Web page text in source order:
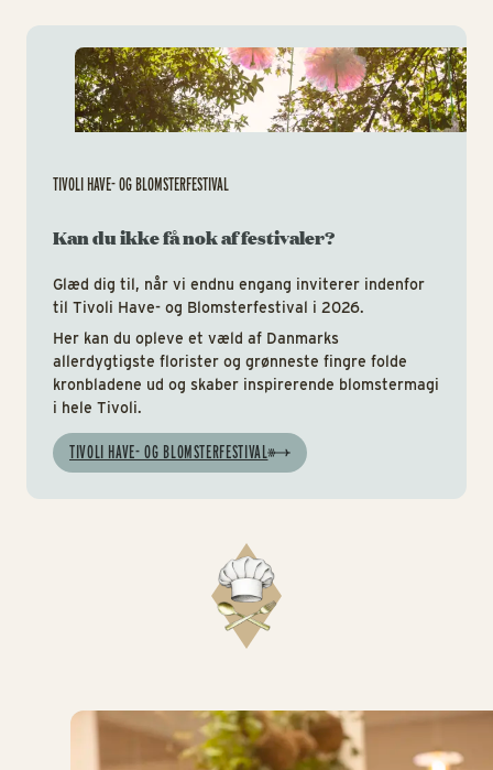
TIVOLI HAVE- OG BLOMSTERFESTIVAL
Kan du ikke få nok af festivaler?
Glæd dig til, når vi endnu engang inviterer indenfor
til Tivoli Have- og Blomsterfestival i 2026.
Her kan du opleve et væld af Danmarks
allerdygtigste florister og grønneste fingre folde
kronbladene ud og skaber inspirerende blomstermagi
i hele Tivoli.
TIVOLI HAVE- OG BLOMSTERFESTIVAL